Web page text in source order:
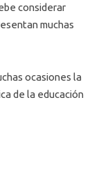
considerar
muchas
ocasiones la
de la educación